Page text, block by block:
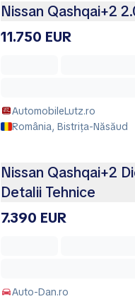
Nissan Qashqai+2
11.750 EUR
AutomobileLutz.ro
România, Bistrița-Năsăud
Nissan Qashqai+2
Detalii Tehnice
7.390 EUR
Auto-Dan.ro